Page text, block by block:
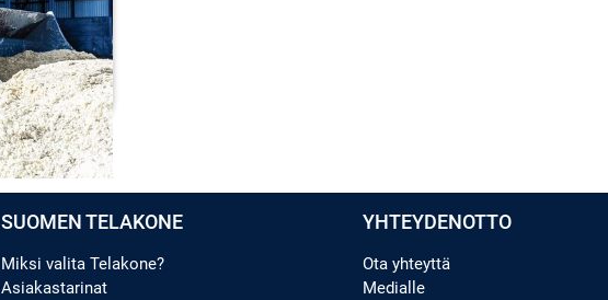
SUOMEN TELAKONE
Miksi valita Telakone?
Asiakastarinat
YHTEYDENOTTO
Ota yhteyttä
Medialle